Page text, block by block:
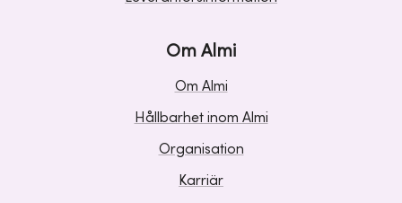
Om Almi
Om Almi
Hållbarhet inom Almi
Organisation
Karriär